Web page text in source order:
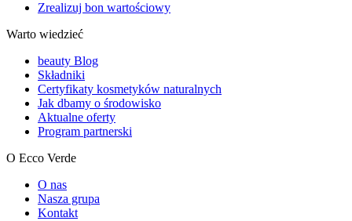
Zrealizuj bon wartościowy
Warto wiedzieć
beauty Blog
Składniki
Certyfikaty kosmetyków naturalnych
Jak dbamy o środowisko
Aktualne oferty
Program partnerski
O Ecco Verde
O nas
Nasza grupa
Kontakt